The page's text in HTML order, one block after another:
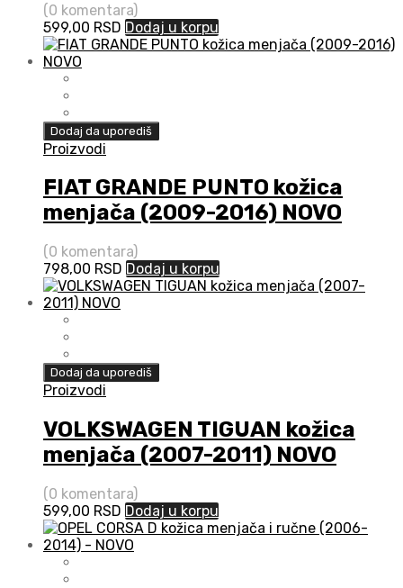
(0 komentara)
599,00 RSD Dodaj u korpu
Dodaj da uporediš
Proizvodi
FIAT GRANDE PUNTO kožica
menjača (2009-2016) NOVO
(0 komentara)
798,00 RSD Dodaj u korpu
Dodaj da uporediš
Proizvodi
VOLKSWAGEN TIGUAN kožica
menjača (2007-2011) NOVO
(0 komentara)
599,00 RSD Dodaj u korpu